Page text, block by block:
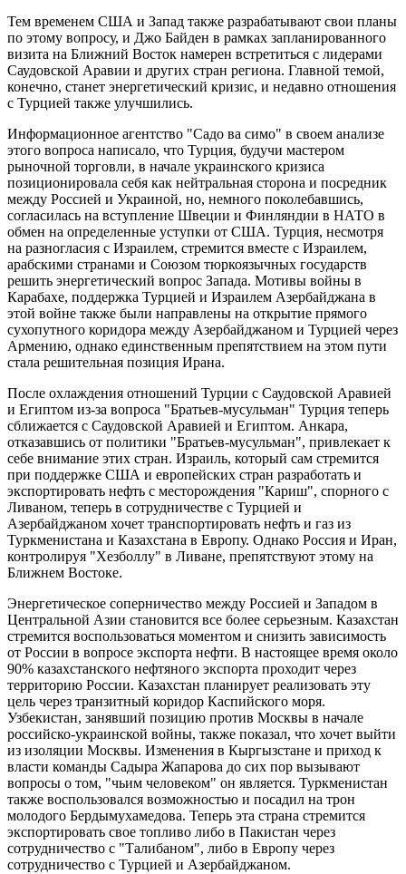
Тем временем США и Запад также разрабатывают свои планы
по этому вопросу, и Джо Байден в рамках запланированного
визита на Ближний Восток намерен встретиться с лидерами
Саудовской Аравии и других стран региона. Главной темой,
конечно, станет энергетический кризис, и недавно отношения
с Турцией также улучшились.
Информационное агентство "Садо ва симо" в своем анализе
этого вопроса написало, что Турция, будучи мастером
рыночной торговли, в начале украинского кризиса
позиционировала себя как нейтральная сторона и посредник
между Россией и Украиной, но, немного поколебавшись,
согласилась на вступление Швеции и Финляндии в НАТО в
обмен на определенные уступки от США. Турция, несмотря
на разногласия с Израилем, стремится вместе с Израилем,
арабскими странами и Союзом тюркоязычных государств
решить энергетический вопрос Запада. Мотивы войны в
Карабахе, поддержка Турцией и Израилем Азербайджана в
этой войне также были направлены на открытие прямого
сухопутного коридора между Азербайджаном и Турцией через
Армению, однако единственным препятствием на этом пути
стала решительная позиция Ирана.
После охлаждения отношений Турции с Саудовской Аравией
и Египтом из-за вопроса "Братьев-мусульман" Турция теперь
сближается с Саудовской Аравией и Египтом. Анкара,
отказавшись от политики "Братьев-мусульман", привлекает к
себе внимание этих стран. Израиль, который сам стремится
при поддержке США и европейских стран разработать и
экспортировать нефть с месторождения "Кариш", спорного с
Ливаном, теперь в сотрудничестве с Турцией и
Азербайджаном хочет транспортировать нефть и газ из
Туркменистана и Казахстана в Европу. Однако Россия и Иран,
контролируя "Хезболлу" в Ливане, препятствуют этому на
Ближнем Востоке.
Энергетическое соперничество между Россией и Западом в
Центральной Азии становится все более серьезным. Казахстан
стремится воспользоваться моментом и снизить зависимость
от России в вопросе экспорта нефти. В настоящее время около
90% казахстанского нефтяного экспорта проходит через
территорию России. Казахстан планирует реализовать эту
цель через транзитный коридор Каспийского моря.
Узбекистан, занявший позицию против Москвы в начале
российско-украинской войны, также показал, что хочет выйти
из изоляции Москвы. Изменения в Кыргызстане и приход к
власти команды Садыра Жапарова до сих пор вызывают
вопросы о том, "чьим человеком" он является. Туркменистан
также воспользовался возможностью и посадил на трон
молодого Бердымухамедова. Теперь эта страна стремится
экспортировать свое топливо либо в Пакистан через
сотрудничество с "Талибаном", либо в Европу через
сотрудничество с Турцией и Азербайджаном.